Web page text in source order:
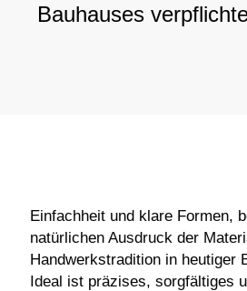
Bauhauses
Einfachheit und klare Formen,
natürlichen Ausdruck der
Handwerkstradition in heutiger
Ideal ist präzises, sorgfältiges